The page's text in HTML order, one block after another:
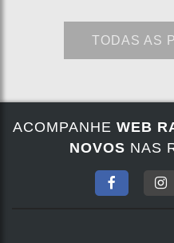
TODAS AS
ACOMPANHE WEB
NOVOS NAS